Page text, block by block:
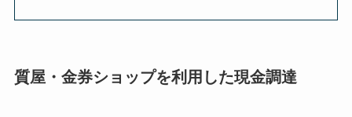
質屋・金券ショップを利用した現金調達